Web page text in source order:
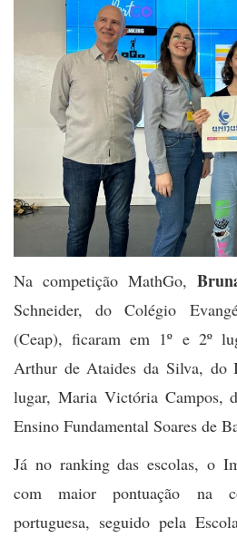
Na competição MathGo,
Schneider, do Colégio
(Ceap), ficaram em 1º e 2º
Arthur de Ataides da Silva, do
lugar, Maria Victória Campos,
Ensino Fundamental Soares de
Já no ranking das escolas, o
com maior pontuação na
portuguesa, seguido pela